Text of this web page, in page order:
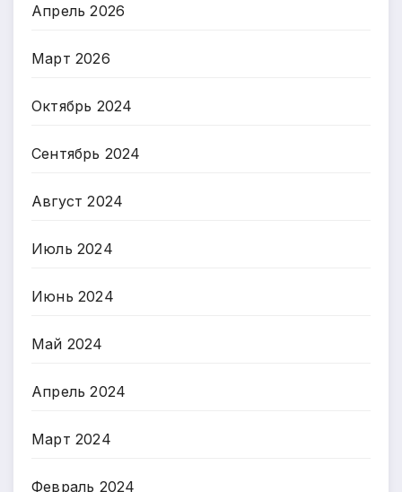
Апрель 2026
Март 2026
Октябрь 2024
Сентябрь 2024
Август 2024
Июль 2024
Июнь 2024
Май 2024
Апрель 2024
Март 2024
Февраль 2024